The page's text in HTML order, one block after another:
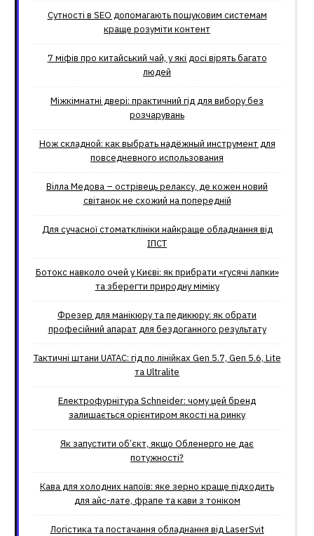
Сутності в SEO допомагають пошуковим системам
краще розуміти контент
7 міфів про китайський чай, у які досі вірять багато
людей
Міжкімнатні двері: практичний гід для вибору без
розчарувань
Нож складной: как выбрать надёжный инструмент для
повседневного использования
Вілла Медова – острівець релаксу, де кожен новий
світанок не схожий на попередній
Для сучасної стоматклініки найкраще обладнання від
ІПСТ
Ботокс навколо очей у Києві: як прибрати «гусячі лапки»
та зберегти природну міміку
Фрезер для манікюру та педикюру: як обрати
професійний апарат для бездоганного результату
Тактичні штани UATAC: гід по лінійках Gen 5.7, Gen 5.6, Lite
та Ultralite
Електрофурнітура Schneider: чому цей бренд
залишається орієнтиром якості на ринку
Як запустити об’єкт, якщо Обленерго не дає
потужності?
Кава для холодних напоїв: яке зерно краще підходить
для айс-лате, фрапе та кави з тоніком
Логістика та постачання обладнання від LaserSvit